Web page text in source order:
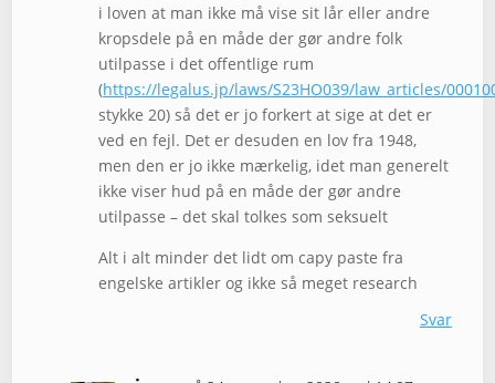
i loven at man ikke må vise sit lår eller andre
kropsdele på en måde der gør andre folk
utilpasse i det offentlige rum
(https://legalus.jp/laws/S23HO039/law_articles/
stykke 20) så det er jo forkert at sige at det er
ved en fejl. Det er desuden en lov fra 1948,
men den er jo ikke mærkelig, idet man generelt
ikke viser hud på en måde der gør andre
utilpasse – det skal tolkes som seksuelt
Alt i alt minder det lidt om capy paste fra
engelske artikler og ikke så meget research
Svar